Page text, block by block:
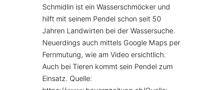
Schmidlin ist ein Wasserschmöcker und
hilft mit seinem Pendel schon seit 50
Jahren Landwirten bei der Wassersuche.
Neuerdings auch mittels Google Maps per
Fernmutung, wie am Video ersichtlich.
Auch bei Tieren kommt sein Pendel zum
Einsatz. Quelle: